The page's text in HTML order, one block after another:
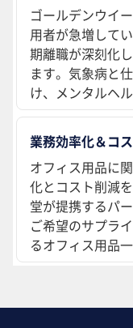
ゴールデンウイ
用者が急増して
期離職が深刻化
ます。気象病と
け、メンタルヘ
業務効率化＆コ
オフィス用品に
化とコスト削減
堂が提携するパ
ご希望のサプラ
るオフィス用品